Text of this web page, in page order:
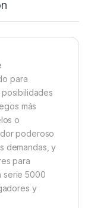
para
más
o
poderoso
demandas, y
para
serie 5000
y